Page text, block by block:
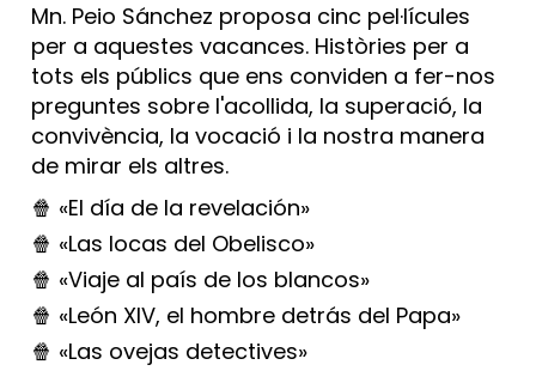
Mn. Peio Sánchez proposa cinc pel·lícules
per a aquestes vacances. Històries per a
tots els públics que ens conviden a fer-nos
preguntes sobre l'acollida, la superació, la
convivència, la vocació i la nostra manera
de mirar els altres.
🍿 «El día de la revelación»
🍿 «Las locas del Obelisco»
🍿 «Viaje al país de los blancos»
🍿 «León XIV, el hombre detrás del Papa»
🍿 «Las ovejas detectives»